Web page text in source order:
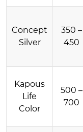
Concept
Silver
350 –
450
Kapous
Life
Color
500 –
700